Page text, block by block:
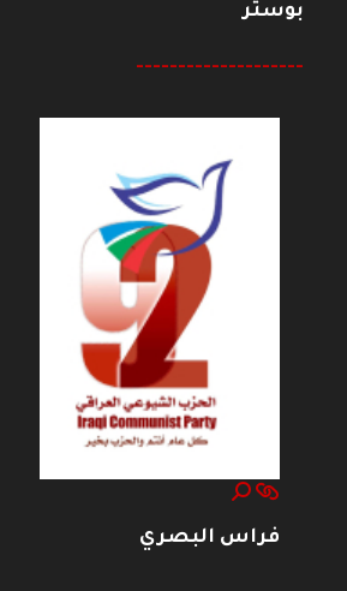
بوستر
--------------------
فراس البصري